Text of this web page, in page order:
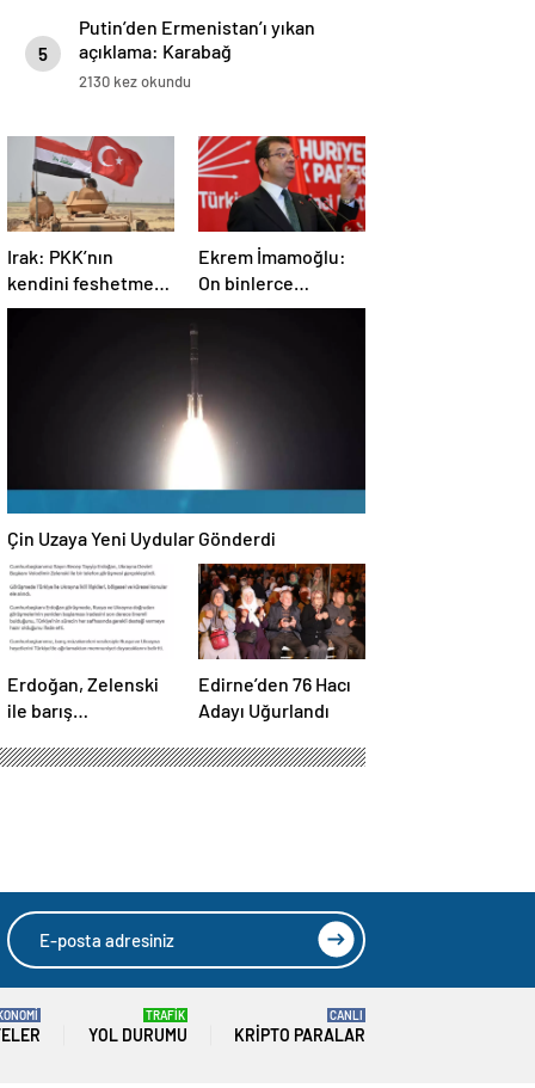
5
Putin’den Ermenistan’ı yıkan
açıklama: Karabağ
Azerbaycan’ın ayrılmaz bir
2130 kez okundu
Irak: PKK’nın
kendini feshetme
kararını
Ekrem İmamoğlu:
On binlerce
vatandaşımızın
kapanmasına çok
sevindim
Çin Uzaya Yeni Uydular Gönderdi
Erdoğan, Zelenski
ile barış
hakkında görüştü
Edirne’den 76 Hacı
Adayı Uğurlandı
YOL DURUMU
TRAFİK
KRIPTO PARALAR
CANLI